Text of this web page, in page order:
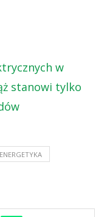
w
stanowi tylko
ENERGETYKA